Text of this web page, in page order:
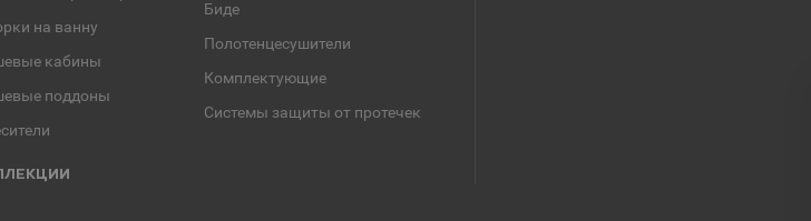
на ванну
кабины
поддоны
Биде
Полотенцесушители
Комплектующие
Системы защиты от протечек